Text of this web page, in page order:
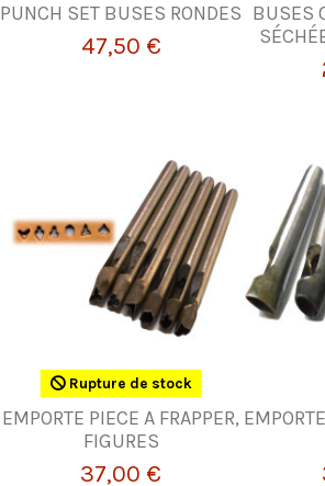
PUNCH SET BUSES RONDES
47,50 €
BUSES
Rupture de stock
EMPORTE PIECE A FRAPPER,
FIGURES
37,00 €